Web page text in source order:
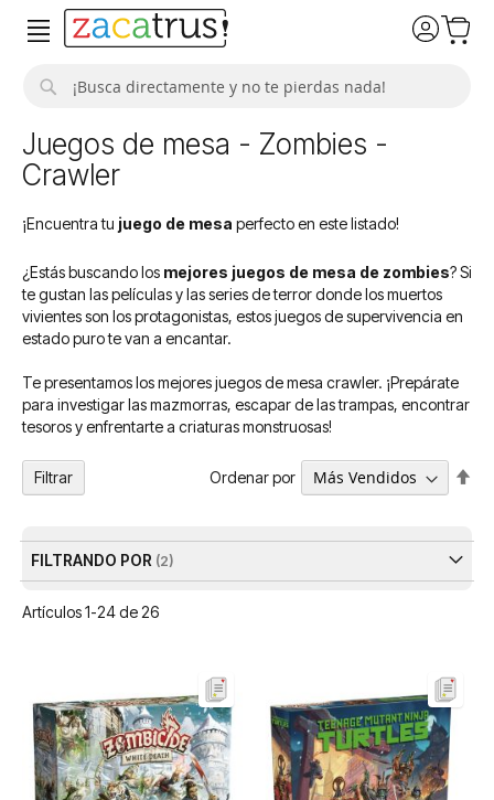
Juegos de mesa - Zombies -
Crawler
¡Encuentra tu juego de mesa perfecto en este listado!
¿Estás buscando los mejores juegos de mesa de zombies? Si
te gustan las películas y las series de terror donde los muertos
vivientes son los protagonistas, estos juegos de supervivencia en
estado puro te van a encantar.
Te presentamos los mejores juegos de mesa crawler. ¡Prepárate
para investigar las mazmorras, escapar de las trampas, encontrar
tesoros y enfrentarte a criaturas monstruosas!
Artículos1-24de 26
Ordenar por
Filtrar
FILTRANDO POR